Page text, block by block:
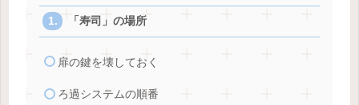
「寿司」の場所
扉の鍵を壊しておく
ろ過システムの順番